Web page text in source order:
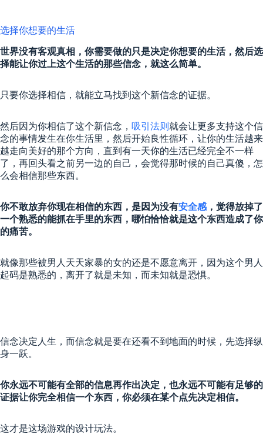
选择你想要的生活
世界没有客观真相，你需要做的只是决定你想要的生活，然后选
择能让你过上这个生活的那些信念，就这么简单。
只要你选择相信，就能立马找到这个新信念的证据。
然后因为你相信了这个新信念， 吸引法则 就会让更多支持这个信
念的事情发生在你生活里，然后开始良性循环，让你的生活越来
越走向美好的那个方向，直到有一天你的生活已经完全不一样
了，再回头看之前另一边的自己，会觉得那时候的自己真傻，怎
么会相信那些东西。
你不敢放弃你现在相信的东西，是因为没有安全感 ，觉得放掉了
一个熟悉的能抓在手里的东西，哪怕恰恰就是这个东西造成了你
的痛苦。
就像那些被男人天天家暴的女的还是不愿意离开，因为这个男人
起码是熟悉的，离开了就是未知，而未知就是恐惧。
信念决定人生，而信念就是要在还看不到地面的时候，先选择纵
身一跃。
你永远不可能有全部的信息再作出决定，也永远不可能有足够的
证据让你完全相信一个东西，你必须在某个点先决定相信。
这才是这场游戏的设计玩法。